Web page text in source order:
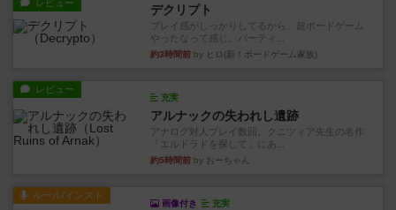
レビュー デクリプト
プレイ感がしっかりしてるから、超ボードゲーム
やったなって感じ。パーティ...
約3時間前 by ヒロ(新！ボードゲーム家族)
レビュー
充実
アルナックの失われし遺跡
アナログ対人プレイ数回。クニツィア先生の名作
「エルドラドを探して」にあ...
約5時間前 by おーちゃん
ルール/インスト
画像付き 充実